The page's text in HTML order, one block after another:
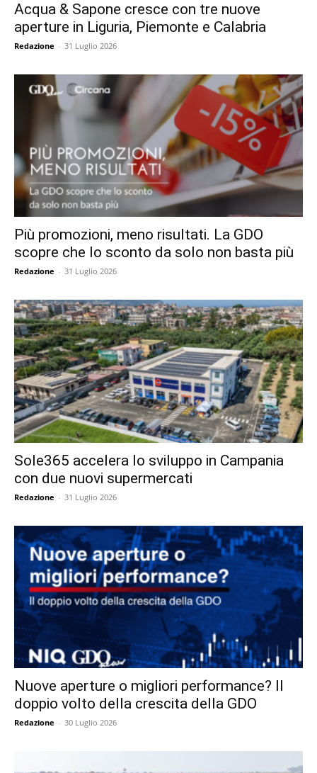
Acqua & Sapone cresce con tre nuove
aperture in Liguria, Piemonte e Calabria
Redazione - 31 Luglio 2026
Più promozioni, meno risultati. La GDO
scopre che lo sconto da solo non basta più
Redazione - 31 Luglio 2026
Sole365 accelera lo sviluppo in Campania
con due nuovi supermercati
Redazione - 31 Luglio 2026
Nuove aperture o migliori performance? Il
doppio volto della crescita della GDO
Redazione - 30 Luglio 2026